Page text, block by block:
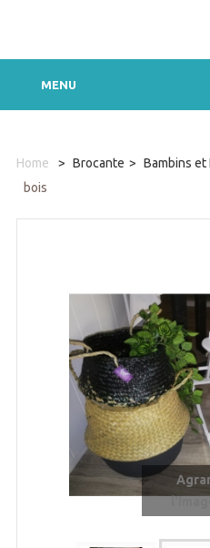
MENU
Home > Brocante > Bambins et
bois